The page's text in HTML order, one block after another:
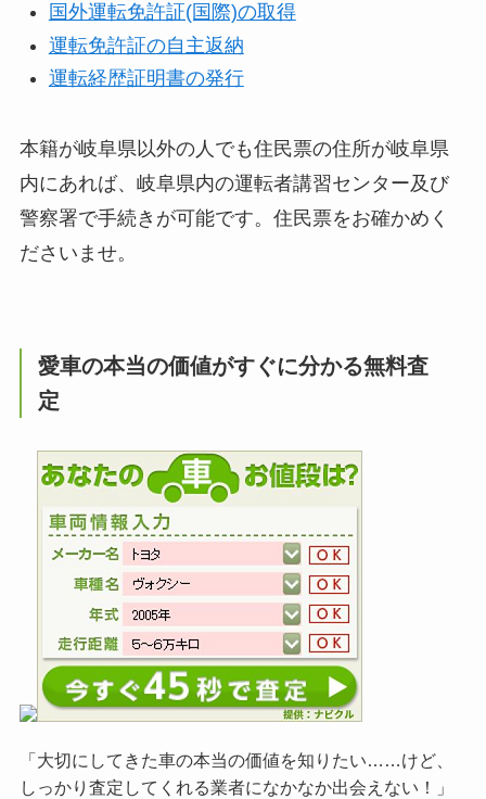
国外運転免許証(国際)の取得
運転免許証の自主返納
運転経歴証明書の発行
本籍が岐阜県以外の人でも住民票の住所が岐阜県
内にあれば、岐阜県内の運転者講習センター及び
警察署で手続きが可能です。住民票をお確かめく
ださいませ。
愛車の本当の価値がすぐに分かる無料査
定
「大切にしてきた車の本当の価値を知りたい……けど、
しっかり査定してくれる業者になかなか出会えない！」